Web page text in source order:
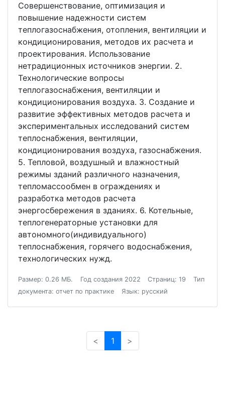
Совершенствование, оптимизация и
повышение надежности систем
теплогазоснабжения, отопления, вентиляции и
кондиционирования, методов их расчета и
проектирования. Использование
нетрадиционных источников энергии. 2.
Технологические вопросы
теплогазоснабжения, вентиляции и
кондиционирования воздуха. 3. Создание и
развитие эффективных методов расчета и
экспериментальных исследований систем
теплоснабжения, вентиляции,
кондиционирования воздуха, газоснабжения.
5. Тепловой, воздушный и влажностный
режимы зданий различного назначения,
тепломассообмен в ограждениях и
разработка методов расчета
энергосбережения в зданиях. 6. Котельные,
теплогенераторные установки для
автономного(индивидуального)
теплоснабжения, горячего водоснабжения,
технологических нужд.
Размер: 0.26 МБ. Год создания 2022 Страниц: 19
Тип
документа: отчет по практике
Язык: русский
< 1 >